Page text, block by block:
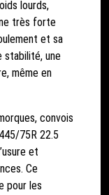
lourds,
très forte
et sa
stabilité, une
même en
convois
75R 22.5
et
Ce
pour les